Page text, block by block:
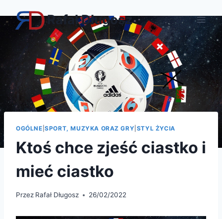
do
treści
Rafał Długosz
OGÓLNE |SPORT, MUZYKA ORAZ GRY STYL ŻYCIA
Ktoś chce zjeść ciastko i
mieć ciastko
Przez Rafał Długosz 26/02/2022